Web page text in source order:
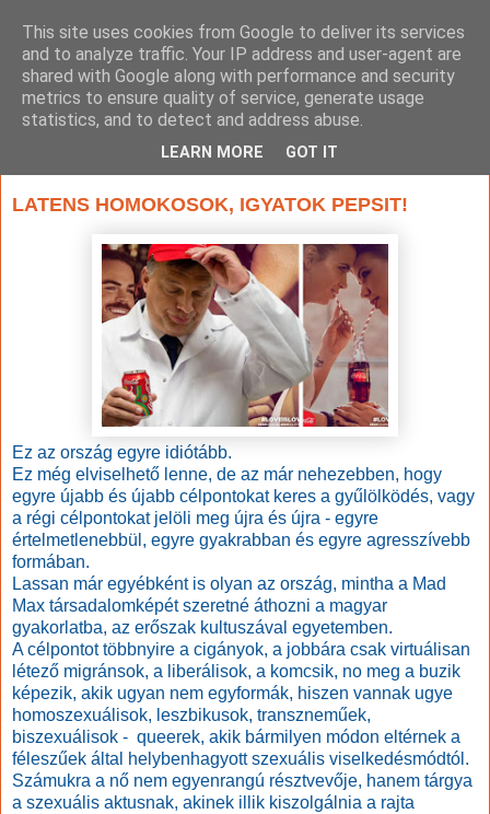
LATENS HOMOKOSOK, IGYATOK PEPSIT!
Ez az ország egyre idiótább.
Ez még elviselhető lenne, de az már nehezebben, hogy
egyre újabb és újabb célpontokat keres a gyűlölködés, vagy
a régi célpontokat jelöli meg újra és újra - egyre
értelmetlenebbül, egyre gyakrabban és egyre agresszívebb
formában.
Lassan már egyébként is olyan az ország, mintha a Mad
Max társadalomképét szeretné áthozni a magyar
gyakorlatba, az erőszak kultuszával egyetemben.
A célpontot többnyire a cigányok, a jobbára csak virtuálisan
létező migránsok, a liberálisok, a komcsik, no meg a buzik
képezik, akik ugyan nem egyformák, hiszen vannak ugye
homoszexuálisok, leszbikusok, transzneműek,
biszexuálisok - queerek, akik bármilyen módon eltérnek a
féleszűek által helybenhagyott szexuális viselkedésmódtól.
Számukra a nő nem egyenrangú résztvevője, hanem tárgya
a szexuális aktusnak, akinek illik kiszolgálnia a rajta
This site uses cookies from Google to deliver its services
and to analyze traffic. Your IP address and user-agent are
shared with Google along with performance and security
metrics to ensure quality of service, generate usage
statistics, and to detect and address abuse.
LEARN MORE GOT IT